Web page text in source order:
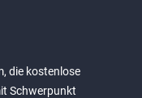
die kostenlose
Schwerpunkt